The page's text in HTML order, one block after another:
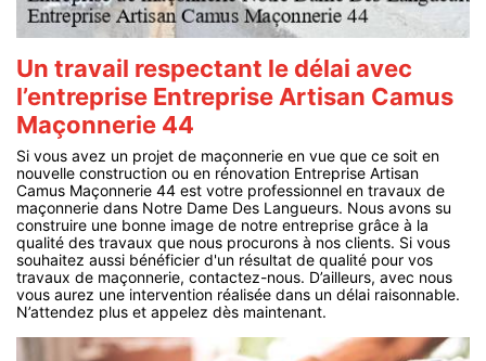
Un travail respectant le délai avec
l’entreprise Entreprise Artisan Camus
Maçonnerie 44
Si vous avez un projet de maçonnerie en vue que ce soit en
nouvelle construction ou en rénovation Entreprise Artisan
Camus Maçonnerie 44 est votre professionnel en travaux de
maçonnerie dans Notre Dame Des Langueurs. Nous avons su
construire une bonne image de notre entreprise grâce à la
qualité des travaux que nous procurons à nos clients. Si vous
souhaitez aussi bénéficier d'un résultat de qualité pour vos
travaux de maçonnerie, contactez-nous. D’ailleurs, avec nous
vous aurez une intervention réalisée dans un délai raisonnable.
N’attendez plus et appelez dès maintenant.